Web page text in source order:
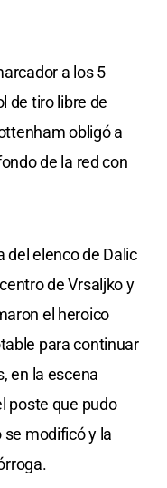
a los 5
de tiro libre de
obligó a
de la red con
del elenco de Dalic
de Vrsaljko y
el heroico
para continuar
en la escena
poste que pudo
modificó y la